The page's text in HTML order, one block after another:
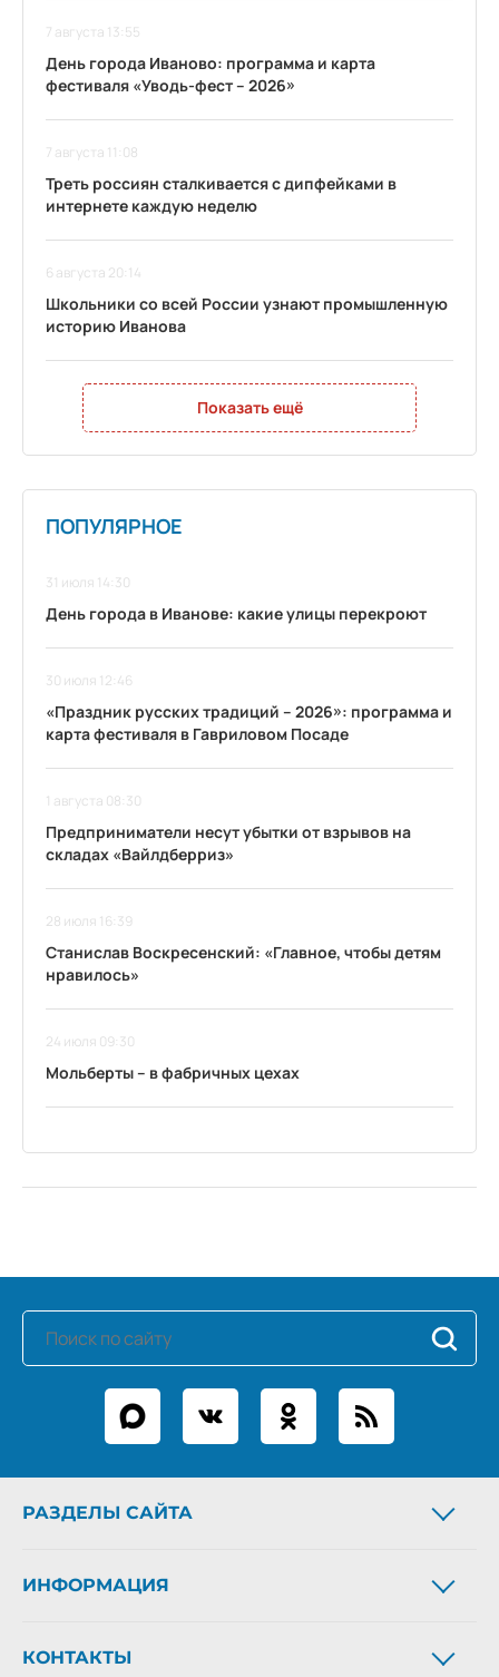
7 августа 13:55
День города Иваново: программа и карта
фестиваля «Уводь-фест – 2026»
7 августа 11:08
Треть россиян сталкивается с дипфейками в
интернете каждую неделю
6 августа 20:14
Школьники со всей России узнают промышленную
историю Иванова
Показать ещё
ПОПУЛЯРНОЕ
31 июля 14:30
День города в Иванове: какие улицы перекроют
30 июля 12:46
«Праздник русских традиций – 2026»: программа и
карта фестиваля в Гавриловом Посаде
1 августа 08:30
Предприниматели несут убытки от взрывов на
складах «Вайлдберриз»
28 июля 16:39
Станислав Воскресенский: «Главное, чтобы детям
нравилось»
24 июля 09:30
Мольберты – в фабричных цехах
РАЗДЕЛЫ САЙТА
Статьи
Архив газеты
ИНФОРМАЦИЯ
Рекламодателям
КОНТАКТЫ